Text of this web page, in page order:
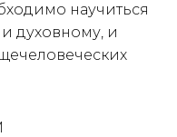
научиться
духовному, и